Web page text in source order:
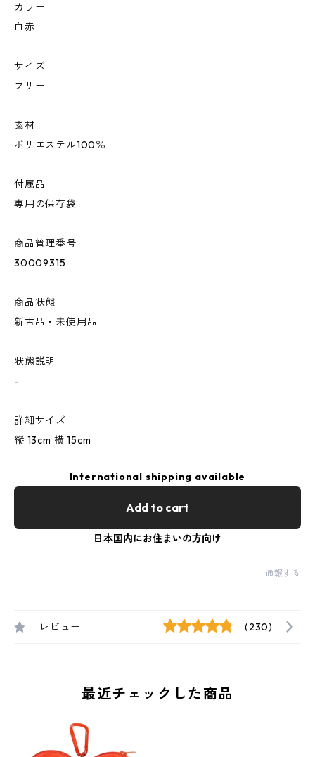
カラー
白赤
サイズ
フリー
素材
ポリエステル100％
付属品
専用の保存袋
商品管理番号
30009315
商品状態
新古品・未使用品
状態説明
-
詳細サイズ
縦 13cm 横 15cm
International shipping available
Add to cart
日本国内にお住まいの方向け
通報する
レビュー (230)
最近チェックした商品